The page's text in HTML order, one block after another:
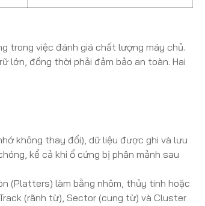
trong việc đánh giá chất lượng máy chủ.
lớn, đồng thời phải đảm bảo an toàn. Hai
không thay đổi), dữ liệu được ghi và lưu
kể cả khi ổ cứng bị phân mảnh sau
(Platters) làm bằng nhôm, thủy tinh hoặc
(rãnh từ), Sector (cung từ) và Cluster